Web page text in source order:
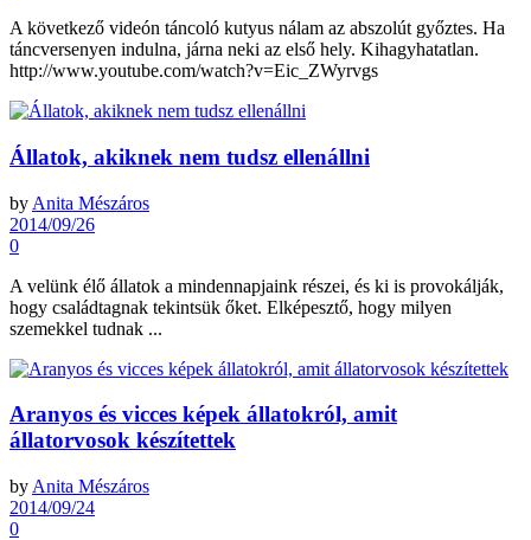
A következő videón táncoló kutyus nálam az abszolút győztes. Ha
táncversenyen indulna, járna neki az első hely. Kihagyhatatlan.
http://www.youtube.com/watch?v=Eic_ZWyrvgs
Állatok, akiknek nem tudsz ellenállni
by Anita Mészáros
2014/09/26
0
A velünk élő állatok a mindennapjaink részei, és ki is provokálják,
hogy családtagnak tekintsük őket. Elképesztő, hogy milyen
szemekkel tudnak ...
Aranyos és vicces képek állatokról, amit
állatorvosok készítettek
by Anita Mészáros
2014/09/24
0